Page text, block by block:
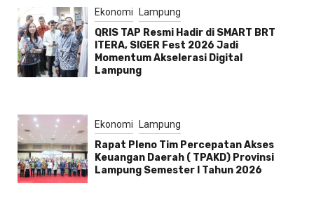
Ekonomi Lampung
QRIS TAP Resmi Hadir di SMART BRT
ITERA, SIGER Fest 2026 Jadi
Momentum Akselerasi Digital
Lampung
Ekonomi Lampung
Rapat Pleno Tim Percepatan Akses
Keuangan Daerah ( TPAKD) Provinsi
Lampung Semester l Tahun 2026